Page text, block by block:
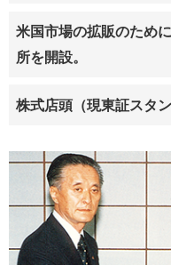
米国市場の拡販のため
所を開設。
株式店頭（現東証スタ